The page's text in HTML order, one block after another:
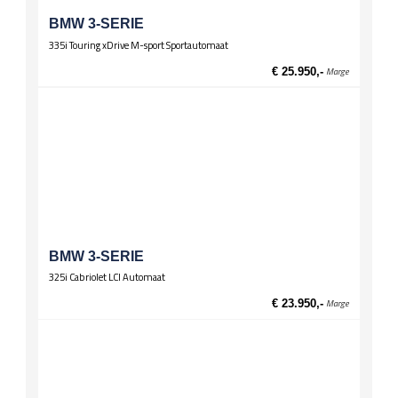
BMW 3-SERIE
335i Touring xDrive M-sport Sportautomaat
€ 25.950,- Marge
BMW 3-SERIE
325i Cabriolet LCI Automaat
€ 23.950,- Marge